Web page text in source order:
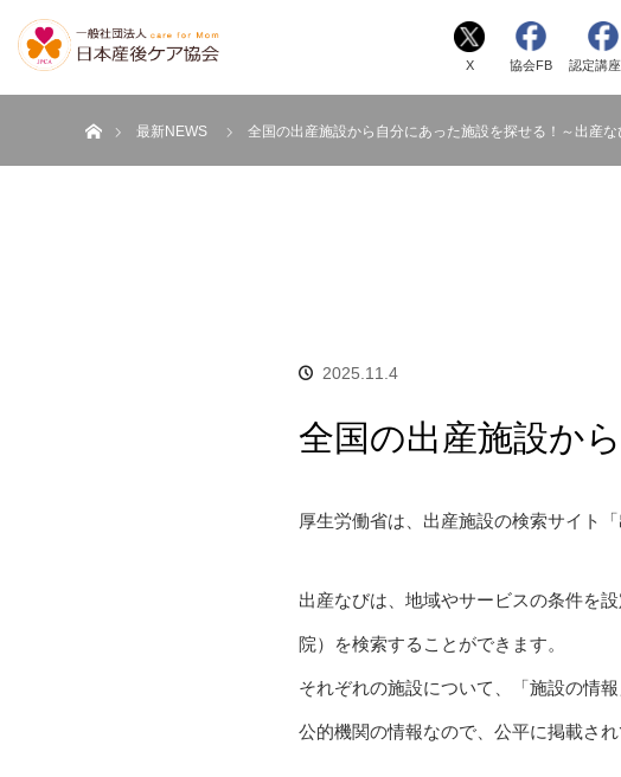
X 協会FB 認定講座
最新NEWS
全国の出産施設から自分にあった施設を探せる！～出産な
2025.11.4
全国の出産施設か
厚生労働省は、出産施設の検索サイト
出産なびは、地域やサービスの条件を
院）を検索することができます。
それぞれの施設について、「施設の情
公的機関の情報なので、公平に掲載さ